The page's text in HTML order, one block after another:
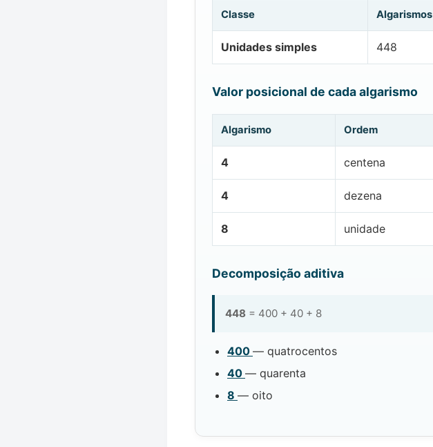
Classe Algarismos
Unidades simples 448
Valor posicional de cada algarismo
Algarismo Ordem
4 centena
4 dezena
8 unidade
Decomposição aditiva
448 = 400 + 40 + 8
400 — quatrocentos
40 — quarenta
8 — oito